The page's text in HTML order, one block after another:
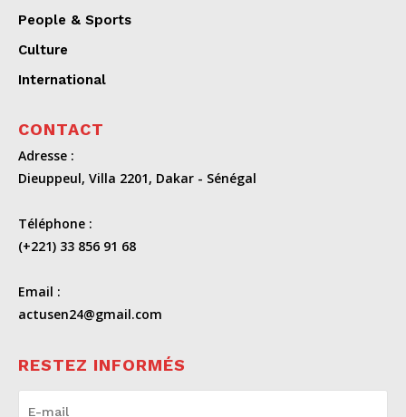
People & Sports
Culture
International
CONTACT
Adresse :
Dieuppeul, Villa 2201, Dakar - Sénégal
Téléphone :
(+221) 33 856 91 68
Email :
actusen24@gmail.com
RESTEZ INFORMÉS